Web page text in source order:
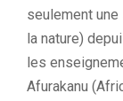
seulement
la nature)
les
Afurakanu (